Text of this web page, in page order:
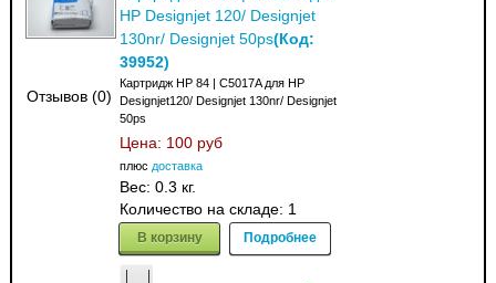
Отзывов (0)
HP Designjet 120/ Designjet
130nr/ Designjet 50ps(Код:
39952)
Картридж HP 84 | C5017A для HP
Designjet120/ Designjet 130nr/ Designjet
50ps
Цена: 100 руб
плюс доставка
Вес:0.3 кг.
Количество на складе: 1
В корзину Подробнее